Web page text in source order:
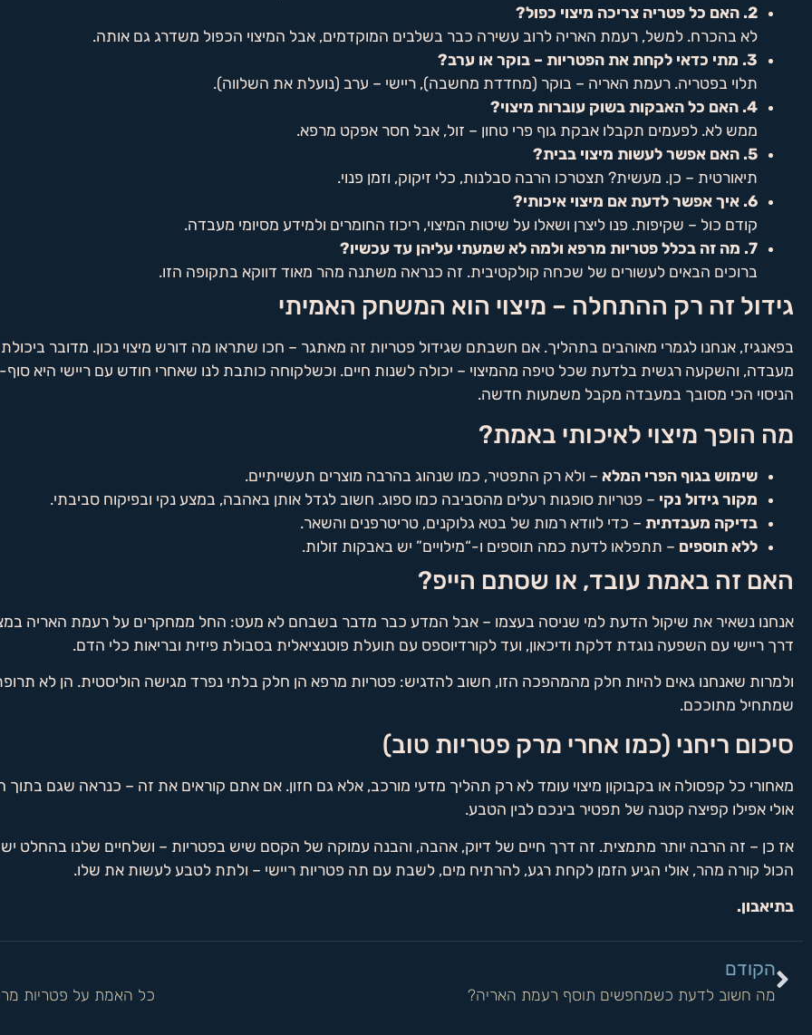
2. האם כל פטריה צריכה מיצוי כפול?
לא בהכרח. למשל, רעמת האריה לרוב עשירה כבר בשלבים המוקדמים, אבל המיצוי הכפול משדרג גם אותה.
3. מתי כדאי לקחת את הפטריות – בוקר או ערב?
תלוי בפטריה. רעמת האריה – בוקר (מחדדת מחשבה), ריישי – ערב (נועלת את השלווה).
4. האם כל האבקות בשוק עוברות מיצוי?
ממש לא. לפעמים תקבלו אבקת גוף פרי טחון – זול, אבל חסר אפקט מרפא.
5. האם אפשר לעשות מיצוי בבית?
תיאורטית – כן. מעשית? תצטרכו הרבה סבלנות, כלי זיקוק, וזמן פנוי.
6. איך אפשר לדעת אם מיצוי איכותי?
קודם כול – שקיפות. פנו ליצרן ושאלו על שיטות המיצוי, ריכוז החומרים ולמידע מסיומי מעבדה.
7. מה זה בכלל פטריות מרפא ולמה לא שמעתי עליהן עד עכשיו?
ברוכים הבאים לעשורים של שכחה קולקטיבית. זה כנראה משתנה מהר מאוד דווקא בתקופה הזו.
גידול זה רק ההתחלה – מיצוי הוא המשחק האמיתי
בפאנגיז, אנחנו לגמרי מאוהבים בתהליך. אם חשבתם שגידול פטריות זה מאתגר – חכו שתראו מה דורש מיצוי נכון. מדובר ביכולת
מעבדה, והשקעה רגשית בלדעת שכל טיפה מהמיצוי – יכולה לשנות חיים. וכשלקוחה כותבת לנו שאחרי חודש עם ריישי היא
הניסוי הכי מסובך במעבדה מקבל משמעות חדשה.
מה הופך מיצוי לאיכותי באמת?
שימוש בגוף הפרי המלא – ולא רק התפטיר, כמו שנהוג בהרבה מוצרים תעשייתיים.
מקור גידול נקי – פטריות סופגות רעלים מהסביבה כמו ספוג. חשוב לגדל אותן באהבה, במצע נקי ובפיקוח סביבתי.
בדיקה מעבדתית – כדי לוודא רמות של בטא גלוקנים, טריטרפנים והשאר.
ללא תוספים – תתפלאו לדעת כמה תוספים ו-“מילויים” יש באבקות זולות.
האם זה באמת עובד, או שסתם הייפ?
אנחנו נשאיר את שיקול הדעת למי שניסה בעצמו – אבל המדע כבר מדבר בשבחם לא מעט: החל ממחקרים על רעמת האריה
דרך ריישי עם השפעה נוגדת דלקת ודיכאון, ועד לקורדיוספס עם תועלת פוטנציאלית בסבולת פיזית ובריאות כלי הדם.
ולמרות שאנחנו גאים להיות חלק מהמהפכה הזו, חשוב להדגיש: פטריות מרפא הן חלק בלתי נפרד מגישה הוליסטית. הן לא
שמתחיל מתוככם.
סיכום ריחני (כמו אחרי מרק פטריות טוב)
מאחורי כל קפסולה או בקבוקון מיצוי עומד לא רק תהליך מדעי מורכב, אלא גם חזון. אם אתם קוראים את זה – כנראה שגם
אולי אפילו קפיצה קטנה של תפטיר בינכם לבין הטבע.
אז כן – זה הרבה יותר מתמצית. זה דרך חיים של דיוק, אהבה, והבנה עמוקה של הקסם שיש בפטריות – ושלחיים שלנו בהחלט
הכול קורה מהר, אולי הגיע הזמן לקחת רגע, להרתיח מים, לשבת עם תה פטריות ריישי – ולתת לטבע לעשות את שלו.
בתיאבון.
הקודם
מה חשוב לדעת כשמחפשים תוסף רעמת האריה? כל האמת על פטריות